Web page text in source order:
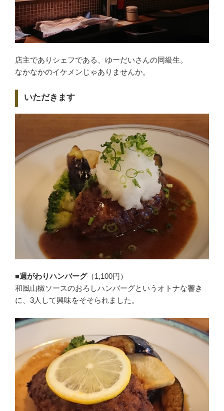
店主でありシェフである、ゆーだいさんの同級生。
なかなかのイケメンじゃありませんか。
いただきます
■週がわりハンバーグ（1,100円）
和風山椒ソースのおろしハンバーグというオトナな響き
に、3人して興味をそそられました。